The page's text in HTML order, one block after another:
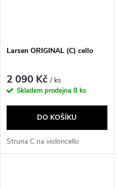
Larsen ORIGINAL (C) cello
2 090 Kč/ ks
Skladem prodejna 8 ks
DO KOŠÍKU
Struna C na violoncello